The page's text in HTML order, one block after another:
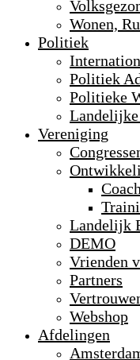
Wonen,
Politiek
Politiek
Politieke
Vereniging
Landelijk
DEMO
Vrienden
Partners
Webshop
Afdelingen